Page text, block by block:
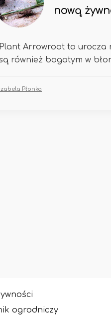
nową
Plant Arrowroot to urocza
również bogatym w
Izabela Płonka
ogrodniczy